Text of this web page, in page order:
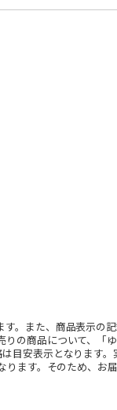
。また、商品表示の
の商品について、「
目安表示となります。
ます。そのため、お